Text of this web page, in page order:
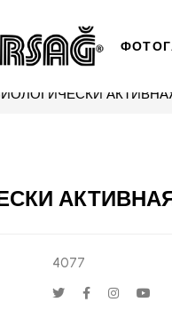
4077